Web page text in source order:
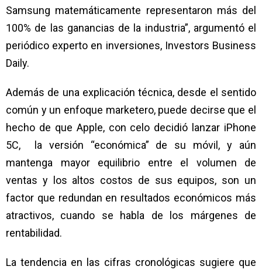
Samsung matemáticamente representaron más del
100% de las ganancias de la industria”, argumentó el
periódico experto en inversiones, Investors Business
Daily.
Además de una explicación técnica, desde el sentido
común y un enfoque marketero, puede decirse que el
hecho de que Apple, con celo decidió lanzar iPhone
5C, la versión “económica” de su móvil, y aún
mantenga mayor equilibrio entre el volumen de
ventas y los altos costos de sus equipos, son un
factor que redundan en resultados económicos más
atractivos, cuando se habla de los márgenes de
rentabilidad.
La tendencia en las cifras cronológicas sugiere que